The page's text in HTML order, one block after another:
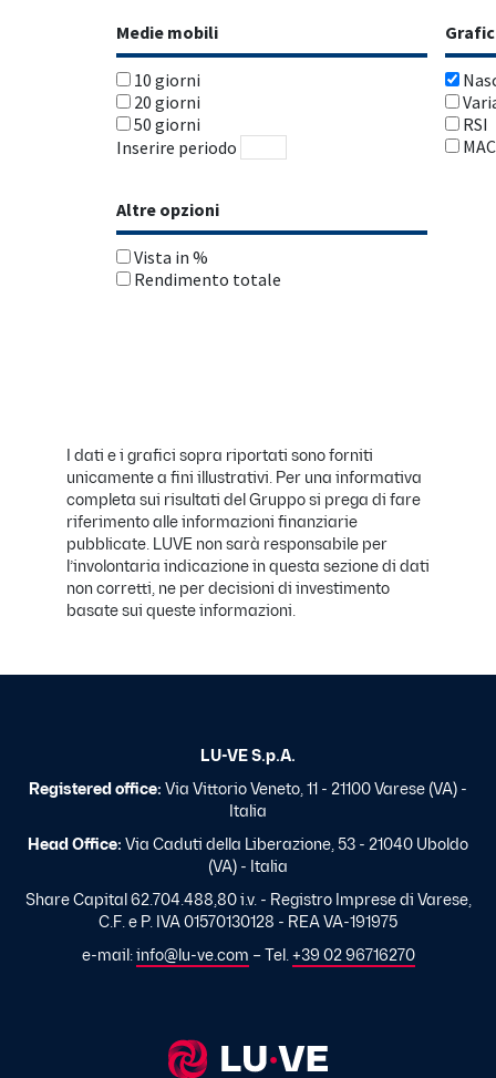
I dati e i grafici sopra riportati sono forniti
unicamente a fini illustrativi. Per una informativa
completa sui risultati del Gruppo si prega di fare
riferimento alle informazioni finanziarie
pubblicate. LUVE non sarà responsabile per
l’involontaria indicazione in questa sezione di dati
non corretti, ne per decisioni di investimento
basate sui queste informazioni.
LU-VE S.p.A.
Registered office: Via Vittorio Veneto, 11 - 21100 Varese (VA) -
Italia
Head Office: Via Caduti della Liberazione, 53 - 21040 Uboldo
(VA) - Italia
Share Capital 62.704.488,80 i.v. - Registro Imprese di Varese,
C.F. e P. IVA 01570130128 - REA VA-191975
e-mail: info@lu-ve.com – Tel. +39 02 96716270